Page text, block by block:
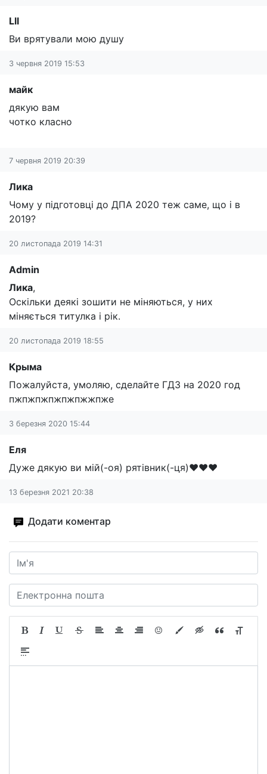
Lll
Ви врятували мою душу
3 червня 2019 15:53
майк
дякую вам
чотко класно
7 червня 2019 20:39
Лика
Чому у підготовці до ДПА 2020 теж саме, що і в
2019?
20 листопада 2019 14:31
Admin
Лика,
Оскільки деякі зошити не міняються, у них
міняється титулка і рік.
20 листопада 2019 18:55
Крыма
Пожалуйста, умоляю, сделайте ГДЗ на 2020 год
пжпжпжпжпжпжжпже
3 березня 2020 15:44
Еля
Дуже дякую ви мій(-оя) рятівник(-ця)❤️❤️❤️
13 березня 2021 20:38
Додати коментар